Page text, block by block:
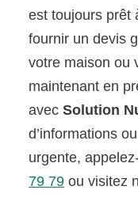
est toujours prêt
fournir un devis
votre maison ou
maintenant en
avecSolution
d’informations
urgente,
79 79 ou visitez